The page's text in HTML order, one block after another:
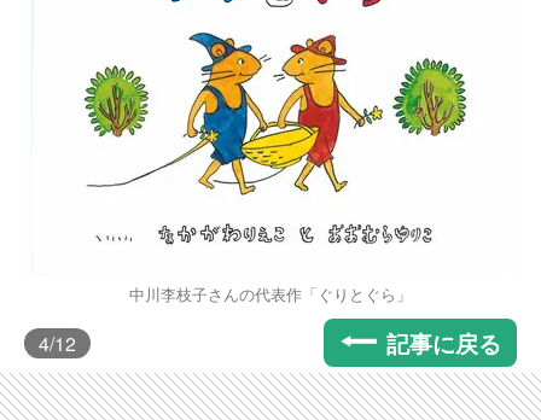
中川李枝子さんの代表作「ぐりとぐら」
4/12 記事に戻る